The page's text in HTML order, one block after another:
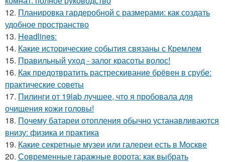
12. Планировка гардеробной с размерами: как создать
удобное пространство
13. Headlines:
14. Какие исторические события связаны с Кремлем
15. Правильный уход - залог красоты волос!
16. Как предотвратить растрескивание брёвен в срубе:
практические советы
17. Пилинги от 19lab лучшее, что я пробовала для
очищения кожи головы!
18. Почему батареи отопления обычно устанавливаются
внизу: физика и практика
19. Какие секретные музеи или галереи есть в Москве
20. Современные гаражные ворота: как выбрать